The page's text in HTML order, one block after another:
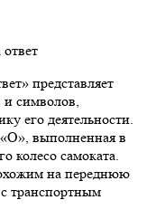
представляет
символов,
его деятельности.
выполненная в
колесо самоката.
на переднюю
транспортным